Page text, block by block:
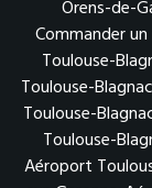
Orens-de-
Commander
Toulouse-
Toulouse-Blagnac
Toulouse-
Toulouse-
Aéroport